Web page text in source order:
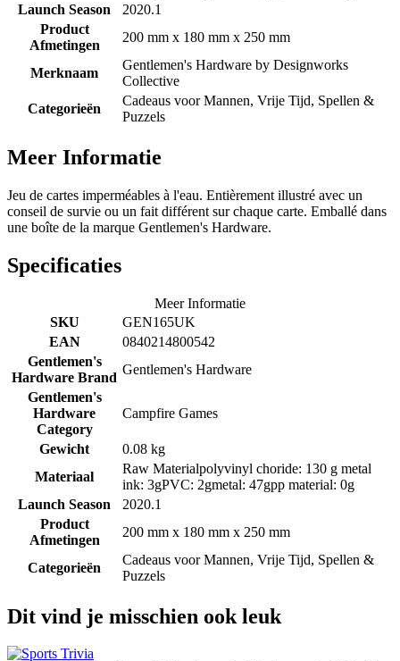
Launch Season
2020.1
Product
Afmetingen
200 mm x 180 mm x 250 mm
Merknaam
Gentlemen's Hardware by Designworks
Collective
Categorieën
Cadeaus voor Mannen, Vrije Tijd, Spellen &
Puzzels
Meer Informatie
Jeu de cartes imperméables à l'eau. Entièrement illustré avec un
conseil de survie ou un fait différent sur chaque carte. Emballé dans
une boîte de la marque Gentlemen's Hardware.
Specificaties
Meer Informatie
SKU
GEN165UK
EAN
0840214800542
Gentlemen's
Hardware Brand
Gentlemen's Hardware
Gentlemen's
Hardware
Category
Campfire Games
Gewicht
0.08 kg
Materiaal
Raw Materialpolyvinyl choride: 130 g metal
ink: 3gPVC: 2gmetal: 47gpp material: 0g
Launch Season
2020.1
Product
Afmetingen
200 mm x 180 mm x 250 mm
Categorieën
Cadeaus voor Mannen, Vrije Tijd, Spellen &
Puzzels
Dit vind je misschien ook leuk